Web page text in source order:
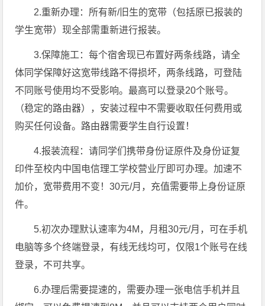
2.重新办理：所有新/旧生的宽带（包括原已报装的
学生宽带）现全部需重新进行报装。
3.保障施工：每个宿舍现已布置好两条线路，请全
体同学保障好这宽带线路不得损坏，两条线路，可登陆
不同账号使用均不受影响。最高可以登录20个账号。
（稳定的路由器），安装过程中不需要收取任何费用或
购买任何设备。路由器需要学生自行设置！
4.报装流程：请同学们携带身份证原件及身份证复
印件至校内中国电信理工学校营业厅即可办理。加速不
加价，宽带费用不变！30元/月，充值需要带上身份证原
件。
5.初次办理默认速率为4M，月租30元/月，可在手机
电脑等多个终端登录，有线无线均可，仅限1个账号在线
登录，不可共享。
6.办理后需要提速的，需要办理一张电信手机并且